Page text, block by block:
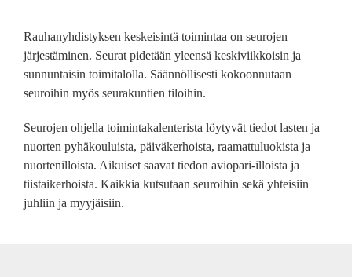
Rauhanyhdistyksen keskeisintä toimintaa on seurojen
järjestäminen. Seurat pidetään yleensä keskiviikkoisin ja
sunnuntaisin toimitalolla. Säännöllisesti kokoonnutaan
seuroihin myös seurakuntien tiloihin.
Seurojen ohjella toimintakalenterista löytyvät tiedot lasten ja
nuorten pyhäkouluista, päiväkerhoista, raamattuluokista ja
nuortenilloista. Aikuiset saavat tiedon aviopari-illoista ja
tiistaikerhoista. Kaikkia kutsutaan seuroihin sekä yhteisiin
juhliin ja myyjäisiin.